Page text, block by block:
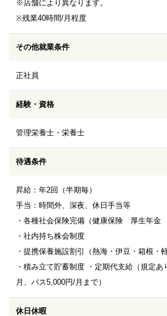
※店舗により異なります。
※残業40時間/月程度
その他就業条件
正社員
経験・資格
管理栄養士・栄養士
待遇条件
昇給：年2回（半期毎）
手当：時間外、深夜、休日手当等
・各種社会保険完備（健康保険 厚生年
・社内持ち株会制度
・提携保養施設割引（熱海・伊豆・箱根・
・積み立て貯蓄制度 ・定期代支給（規定
月、バス5,000円/月まで）
休日休暇